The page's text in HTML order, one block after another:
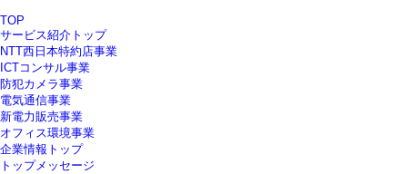
TOP
サービス紹介トップ
NTT西日本特約店事業
ICTコンサル事業
防犯カメラ事業
電気通信事業
新電力販売事業
オフィス環境事業
企業情報トップ
トップメッセージ